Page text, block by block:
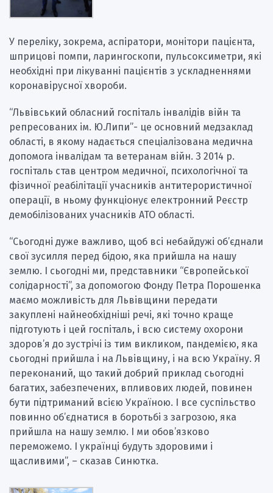
У переліку, зокрема, аспіратори, монітори пацієнта,
шприцові помпи, ларингоскопи, пульсоксиметри, які
необхідні при лікуванні пацієнтів з ускладненнями
коронавірусної хвороби.
“Львівський обласний госпіталь інвалідів війн та
репресованих ім. Ю.Липи”- це основний медзаклад
області, в якому надається спеціалізована медична
допомога інвалідам та ветеранам війн. З 2014 р.
госпіталь став центром медичної, психологічної та
фізичної реабілітації учасників антитерористичної
операції, в ньому функціонує електронний Реєстр
демобілізованих учасників АТО області.
“Сьогодні дуже важливо, щоб всі небайдужі об’єднали
свої зусилля перед бідою, яка прийшла на нашу
землю. І сьогодні ми, представники “Європейської
солідарності”, за допомогою Фонду Петра Порошенка
маємо можливість для Львівщини передати
закуплені найнеобхідніші речі, які точно краще
підготують і цей госпіталь, і всю систему охорони
здоров’я до зустрічі із тим викликом, пандемією, яка
сьогодні прийшла і на Львівщину, і на всю Україну. Я
переконаний, що такий добрий приклад сьогодні
багатих, забезпечених, впливових людей, повинен
бути підтриманий всією Україною. І все суспільство
повинно об’єднатися в боротьбі з загрозою, яка
прийшла на нашу землю. І ми обов’язково
переможемо. І українці будуть здоровими і
щасливими”, – сказав Синютка.